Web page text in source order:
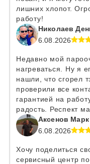
лишних хлопот.
работу!
Николаев
6.08.2026
Недавно мой
нагреваться. Ну я
нашли, что сгорел
проверили все
гарантией на
радость. Респект
Аксенов Марк
6.08.2026
Хочу поделиться
сервисный центр